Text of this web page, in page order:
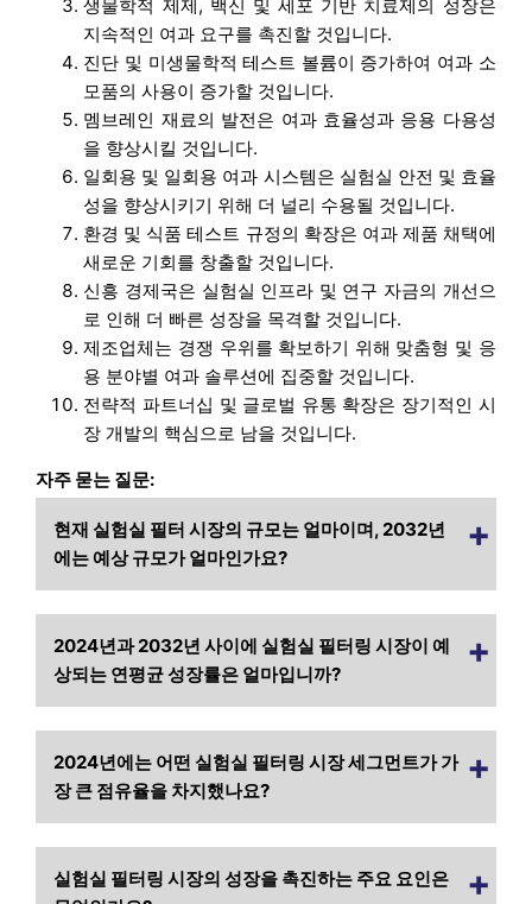
생물학적 제제, 백신 및 세포 기반 치료제의 성장은
지속적인 여과 요구를 촉진할 것입니다.
진단 및 미생물학적 테스트 볼륨이 증가하여 여과 소
모품의 사용이 증가할 것입니다.
멤브레인 재료의 발전은 여과 효율성과 응용 다용성
을 향상시킬 것입니다.
일회용 및 일회용 여과 시스템은 실험실 안전 및 효율
성을 향상시키기 위해 더 널리 수용될 것입니다.
환경 및 식품 테스트 규정의 확장은 여과 제품 채택에
새로운 기회를 창출할 것입니다.
신흥 경제국은 실험실 인프라 및 연구 자금의 개선으
로 인해 더 빠른 성장을 목격할 것입니다.
제조업체는 경쟁 우위를 확보하기 위해 맞춤형 및 응
용 분야별 여과 솔루션에 집중할 것입니다.
전략적 파트너십 및 글로벌 유통 확장은 장기적인 시
장 개발의 핵심으로 남을 것입니다.
자주 묻는 질문:
현재 실험실 필터 시장의 규모는 얼마이며, 2032년
에는 예상 규모가 얼마인가요?
2024년과 2032년 사이에 실험실 필터링 시장이 예
상되는 연평균 성장률은 얼마입니까?
2024년에는 어떤 실험실 필터링 시장 세그먼트가 가
장 큰 점유율을 차지했나요?
실험실 필터링 시장의 성장을 촉진하는 주요 요인은